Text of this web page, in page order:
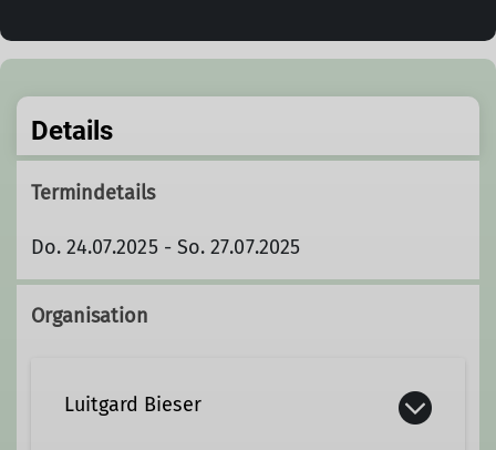
Details
Termindetails
Do. 24.07.2025 - So. 27.07.2025
Organisation
Luitgard Bieser